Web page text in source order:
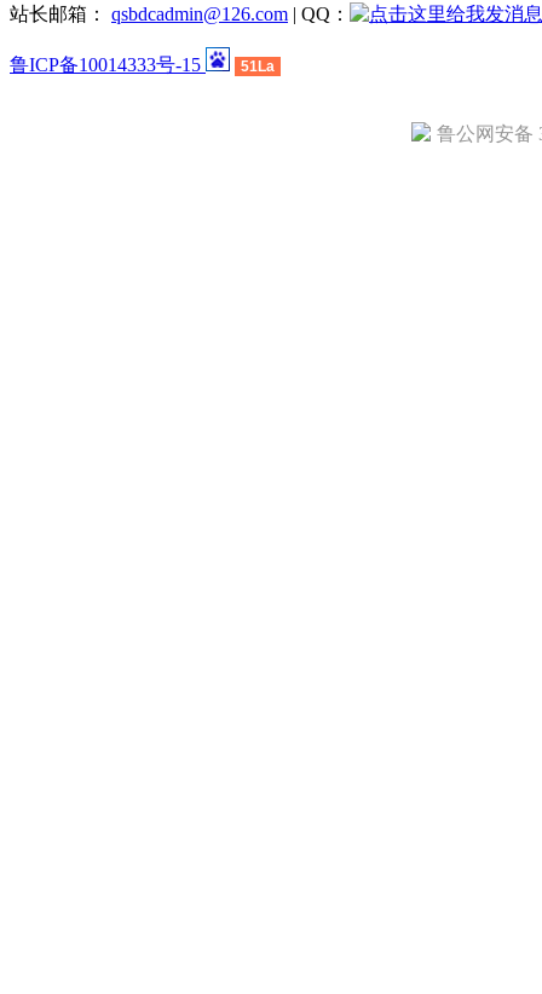
站长邮箱： qsbdcadmin@126.com | QQ：
鲁ICP备10014333号-15 51La
鲁公网安备